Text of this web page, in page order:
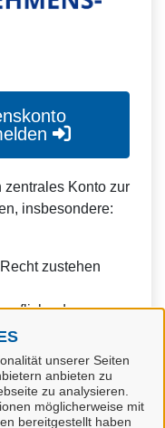
unserer Seiten
anbieten zu
zu analysieren.
möglicherweise mit
bereitgestellt haben
zentrales Konto zur
insbesondere:
zustehen
oder
Behörden im